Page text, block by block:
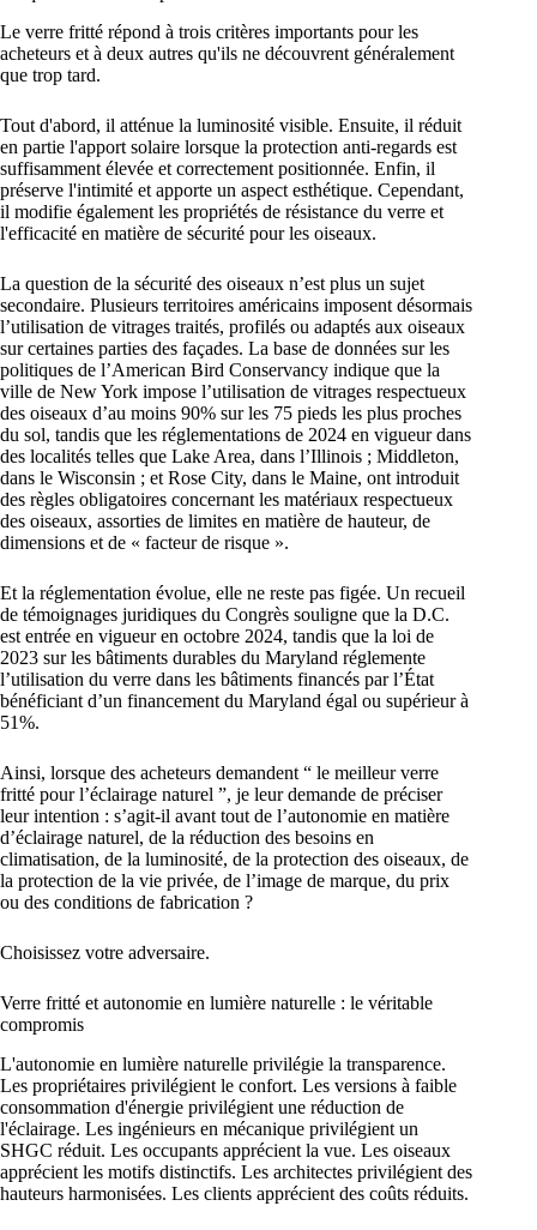
Le verre fritté répond à trois critères importants pour les
acheteurs et à deux autres qu'ils ne découvrent généralement
que trop tard.
Tout d'abord, il atténue la luminosité visible. Ensuite, il réduit
en partie l'apport solaire lorsque la protection anti-regards est
suffisamment élevée et correctement positionnée. Enfin, il
préserve l'intimité et apporte un aspect esthétique. Cependant,
il modifie également les propriétés de résistance du verre et
l'efficacité en matière de sécurité pour les oiseaux.
La question de la sécurité des oiseaux n’est plus un sujet
secondaire. Plusieurs territoires américains imposent désormais
l’utilisation de vitrages traités, profilés ou adaptés aux oiseaux
sur certaines parties des façades. La base de données sur les
politiques de l’American Bird Conservancy indique que la
ville de New York impose l’utilisation de vitrages respectueux
des oiseaux d’au moins 90% sur les 75 pieds les plus proches
du sol, tandis que les réglementations de 2024 en vigueur dans
des localités telles que Lake Area, dans l’Illinois ; Middleton,
dans le Wisconsin ; et Rose City, dans le Maine, ont introduit
des règles obligatoires concernant les matériaux respectueux
des oiseaux, assorties de limites en matière de hauteur, de
dimensions et de « facteur de risque ».
Et la réglementation évolue, elle ne reste pas figée. Un recueil
de témoignages juridiques du Congrès souligne que la D.C.
est entrée en vigueur en octobre 2024, tandis que la loi de
2023 sur les bâtiments durables du Maryland réglemente
l’utilisation du verre dans les bâtiments financés par l’État
bénéficiant d’un financement du Maryland égal ou supérieur à
51%.
Ainsi, lorsque des acheteurs demandent “ le meilleur verre
fritté pour l’éclairage naturel ”, je leur demande de préciser
leur intention : s’agit-il avant tout de l’autonomie en matière
d’éclairage naturel, de la réduction des besoins en
climatisation, de la luminosité, de la protection des oiseaux, de
la protection de la vie privée, de l’image de marque, du prix
ou des conditions de fabrication ?
Choisissez votre adversaire.
Verre fritté et autonomie en lumière naturelle : le véritable
compromis
L'autonomie en lumière naturelle privilégie la transparence.
Les propriétaires privilégient le confort. Les versions à faible
consommation d'énergie privilégient une réduction de
l'éclairage. Les ingénieurs en mécanique privilégient un
SHGC réduit. Les occupants apprécient la vue. Les oiseaux
apprécient les motifs distinctifs. Les architectes privilégient des
hauteurs harmonisées. Les clients apprécient des coûts réduits.